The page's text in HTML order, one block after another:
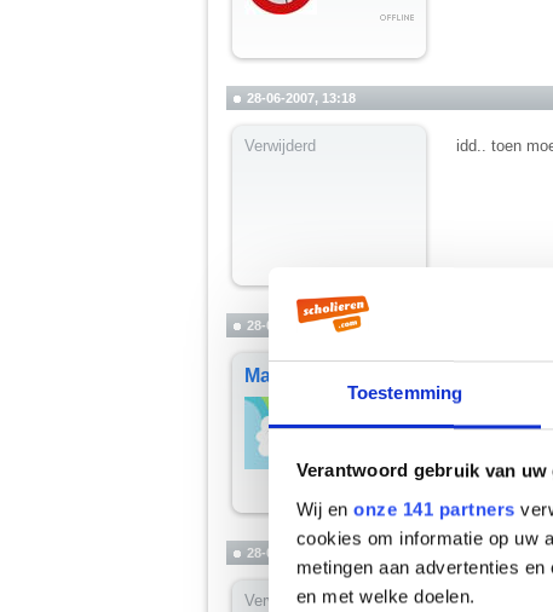
Toestemming
Verantwoord gebruik van uw
Wij en onze 141 partners
cookies om informatie op uw
metingen aan advertenties
en met welke doelen.
28-06-2007, 13:18
Verwijderd idd.. toen
28-06-2007, 14:23
Martiño
Shit! Ik heb
28-06-2007, 14:30
Verwijderd Hoera! Ik zie